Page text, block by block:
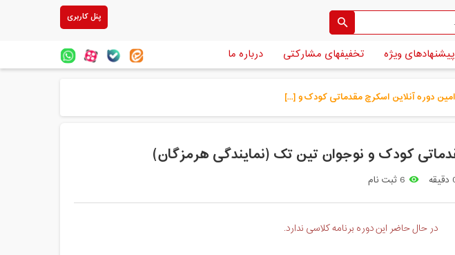
پنل کاربری
پیشنهادهای ویژه تخفیفهای مشارکتی درباره ما
remove_red_eye 6 ثبت نام
در حال حاضر این دوره برنامه کلاسی ندارد.